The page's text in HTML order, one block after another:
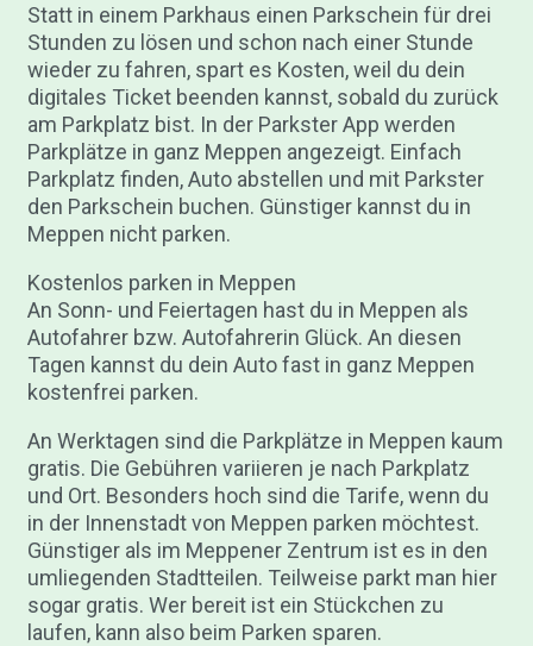
Statt in einem Parkhaus einen Parkschein für drei
Stunden zu lösen und schon nach einer Stunde
wieder zu fahren, spart es Kosten, weil du dein
digitales Ticket beenden kannst, sobald du zurück
am Parkplatz bist. In der Parkster App werden
Parkplätze in ganz Meppen angezeigt. Einfach
Parkplatz finden, Auto abstellen und mit Parkster
den Parkschein buchen. Günstiger kannst du in
Meppen nicht parken.
Kostenlos parken in Meppen
An Sonn- und Feiertagen hast du in Meppen als
Autofahrer bzw. Autofahrerin Glück. An diesen
Tagen kannst du dein Auto fast in ganz Meppen
kostenfrei parken.
An Werktagen sind die Parkplätze in Meppen kaum
gratis. Die Gebühren variieren je nach Parkplatz
und Ort. Besonders hoch sind die Tarife, wenn du
in der Innenstadt von Meppen parken möchtest.
Günstiger als im Meppener Zentrum ist es in den
umliegenden Stadtteilen. Teilweise parkt man hier
sogar gratis. Wer bereit ist ein Stückchen zu
laufen, kann also beim Parken sparen.